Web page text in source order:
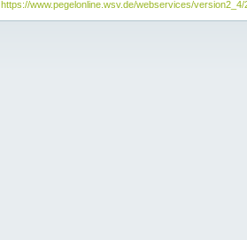
https://www.pegelonline.wsv.de/webservices/version2_4/